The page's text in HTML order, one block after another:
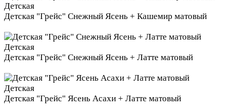
Детская
Детская "Грейс" Снежный Ясень + Кашемир матовый
Детская
Детская "Грейс" Снежный Ясень + Латте матовый
Детская
Детская "Грейс" Ясень Асахи + Латте матовый